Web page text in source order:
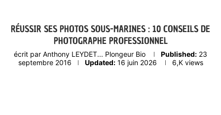
RÉUSSIR SES PHOTOS SOUS-MARINES : 10 CONSEILS DE
PHOTOGRAPHE PROFESSIONNEL
écrit par Anthony LEYDET... Plongeur Bio Published: 23
septembre 2016
Updated: 16 juin 2026 6,Kviews